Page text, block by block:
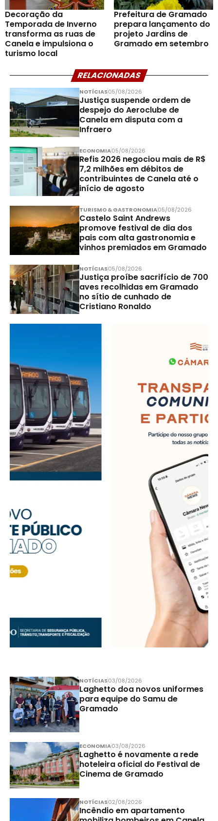
Decoração da
Temporada de Inverno
transforma as ruas de
Canela e impulsiona o
turismo local
Prefeitura de Gramado
prepara lançamento do
projeto Jardins de
Gramado em setembro
RELACIONADAS
NOTÍCIAS05/08/2026
Justiça suspende ordem de
despejo do Aeroclube de
Canela em disputa com a
Infraero
ECONOMIA05/08/2026
Refis 2026 negociou mais de R$
7,2 milhões em débitos de
contribuintes de Canela até o
início de agosto
TURISMO & GASTRONOMIA05/08/2026
Castelo Saint Andrews
promove festival de dia dos
pais com alta gastronomia e
vinhos premiados em Gramado
NOTÍCIAS05/08/2026
Justiça proíbe sacrifício de 700
aves recolhidas em Gramado
no sítio de cunhado de
Cristiano Ronaldo
NOTÍCIAS03/08/2026
Laghetto doa novos uniformes
para equipe do Samu de
Gramado
ECONOMIA03/08/2026
Laghetto é novamente a rede
hoteleira oficial do Festival de
Cinema de Gramado
NOTÍCIAS02/08/2026
Incêndio em apartamento